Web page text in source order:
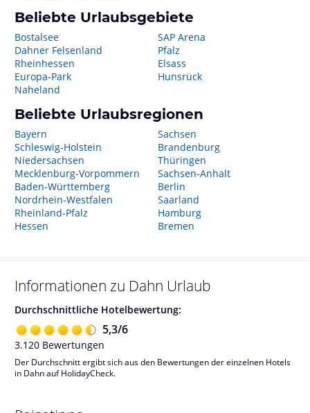
Beliebte Urlaubsgebiete
Bostalsee
Dahner Felsenland
Rheinhessen
Europa-Park
Naheland
SAP Arena
Pfalz
Elsass
Hunsrück
Beliebte Urlaubsregionen
Bayern
Schleswig-Holstein
Niedersachsen
Mecklenburg-Vorpommern
Baden-Württemberg
Nordrhein-Westfalen
Rheinland-Pfalz
Hessen
Sachsen
Brandenburg
Thüringen
Sachsen-Anhalt
Berlin
Saarland
Hamburg
Bremen
Informationen zu Dahn Urlaub
Durchschnittliche Hotelbewertung:
5,3/6
3.120 Bewertungen
Der Durchschnitt ergibt sich aus den Bewertungen der einzelnen Hotels
in Dahn auf HolidayCheck.